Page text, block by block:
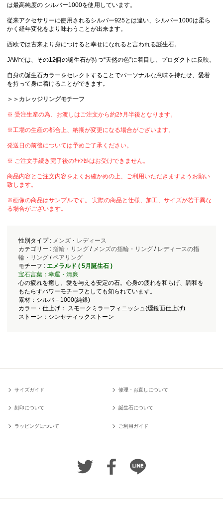
は最高純度の シルバー1000を使用しています。
従来アクセサリーに使用されるシルバー925とは違い、シルバー1000は柔ら
かく経年変化をより味わうことが出来ます。
西欧では古来より身につけると幸せになれると言われる誕生石。
JAMでは、その12個の誕生石が持つ“天然の色”に着目し、プロダクトに反映。
自身の誕生石カラーをセレクトすることでパーソナルな意味を持たせ、愛着
を持って身に着けることができます。
＞＞カレッジリングモチーフ
※ 受注生産の為、お渡しはご注文から約2ｹ月半後となります。
※工場の生産の都合上、納期が変更になる場合がございます。
発送日の前後については予めご了承ください。
※ ご注文手続き完了後のｷｬﾝｾﾙはお受けできません。
商品内容とご注文内容をよくお確かめの上、ご利用いただきますようお願い
致します。
※画像の商品はサンプルです。 実際の商品と仕様、加工、サイズが若干異な
る場合がございます。
性別タイプ : メンズ・ レディース
カテゴリー : 指輪・リング/ メンズの指輪・リング/ レディースの指
輪・リング/ペアリング
モチーフ : エメラルド ( 5月誕生石 )
宝石言葉：幸運・清廉
心の疲れを癒し、愛を与える安定の石。心身の疲れを和らげ、調和を
もたらすパワーモチーフとしても知られています。
素材：シルバ－1000(純銀)
カラー・仕上げ： スモークミラーフィニッシュ(燻鏡面仕上げ)
ストーン：シンセティックストーン
サイズガイド 修理・お直しについて
刻印について 誕生石について
ラッピングについて ご利用ガイド